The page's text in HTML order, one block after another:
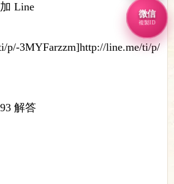
Line
p/-3MYFarzzm]http://line.me/ti/p/
解答
微信
複製ID